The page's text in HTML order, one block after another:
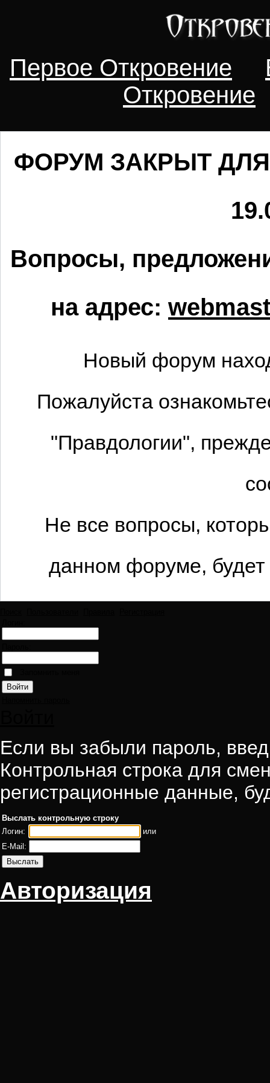
Первое Откровение
Откровение
ФОРУМ ЗАКРЫТ
Вопросы,
на адрес:
Новый форум
Пожалуйста
"Правдологии",
Не все вопросы,
данном форуме,
Если вы забыли пароль,
Контрольная строка для
регистрационные данные,
Выслать контрольную строку
Логин:
или
E-Mail:
Авторизация